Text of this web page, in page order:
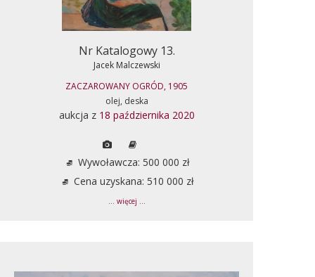
Nr Katalogowy 13.
Jacek Malczewski
ZACZAROWANY OGRÓD, 1905
olej, deska
aukcja z 18 października 2020
Wywoławcza: 500 000 zł
Cena uzyskana: 510 000 zł
... więcej ...